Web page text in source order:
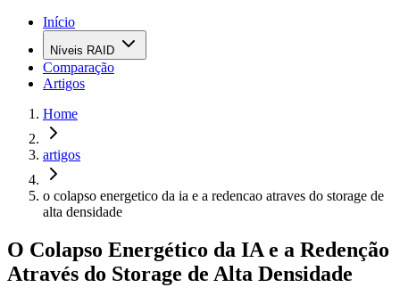
Início
Níveis RAID
Comparação
Artigos
Home
artigos
o colapso energetico da ia e a redencao atraves do storage de
alta densidade
O Colapso Energético da IA e a Redenção
Através do Storage de Alta Densidade